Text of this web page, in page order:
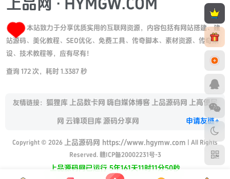
上品网 · HYMGW.COM
本站致力于分享优质实用的互联网资源，内容包括有网站搭建、建
站源码、美化教程、SEO优化、免费工具、传奇脚本、素材资源、传奇架
设、技术教程等，应有尽有！
查询 172 次，耗时 1.3387 秒
友情链接： 狐狸库 上品数卡网 嗨自媒体博客 上品源码网 上高便民
网 云锋项目库源码分享网 申请友链+
Copyright © 2026 上品源码网 https://www.hgymw.com | All Rights
Reserved. 赣ICP备20002231号-3
上品源码网已运行 5年161天11时11分51秒